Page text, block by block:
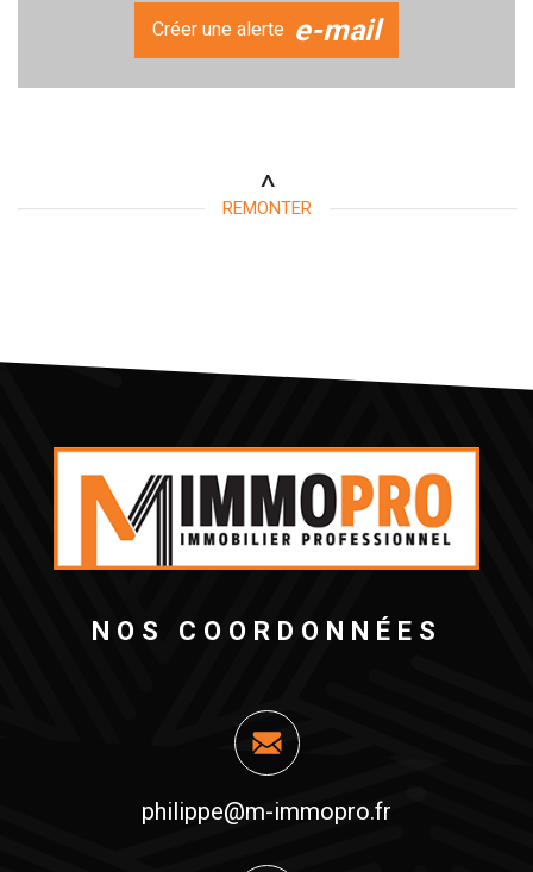
Créer une alerte e-mail
REMONTER
NOS COORDONNÉES
philippe@m-immopro.fr